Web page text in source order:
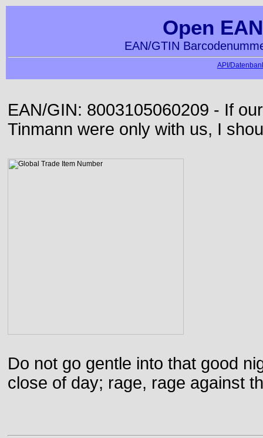
Open
EAN/GTIN
API/
EAN/GIN: 8003105060209 - If
Tinmann were only with us, I
Do not go gentle into that good
close of day; rage, rage against